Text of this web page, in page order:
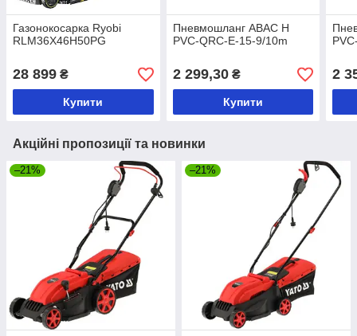
Газонокосарка Ryobi
RLM36X46H50PG
28 899 ₴
Купити
Пневмошланг ABAC H
PVC-QRC-E-15-9/10m
2 299,30₴
Купити
2
Акційні пропозиції та новинки
–21% –21%